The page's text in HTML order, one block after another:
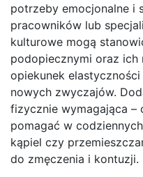
potrzeby emocjonalne i
pracowników lub
kulturowe mogą
podopiecznymi oraz ich
opiekunek
nowych zwyczajów.
fizycznie wymagająca –
pomagać w
kąpiel czy
do zmęczenia i kontuzji.